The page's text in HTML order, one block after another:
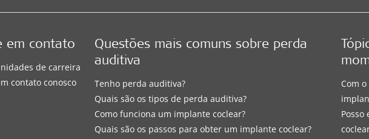
Questões mais comuns sobre perda
auditiva
Tenho perda auditiva?
Quais são os tipos de perda auditiva?
Como funciona um implante coclear?
Quais são os passos para obter um implante coclear?
Com
em contato
de carreira
contato conosco